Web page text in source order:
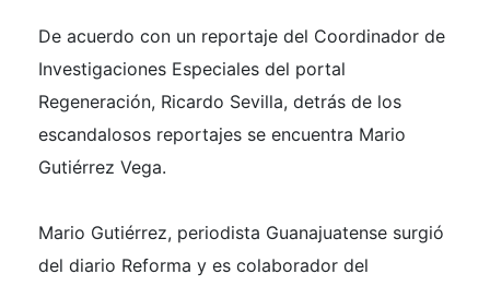
De acuerdo con un reportaje del Coordinador de
Investigaciones Especiales del portal
Regeneración, Ricardo Sevilla, detrás de los
escandalosos reportajes se encuentra Mario
Gutiérrez Vega.
Mario Gutiérrez, periodista Guanajuatense surgió
del diario Reforma y es colaborador del